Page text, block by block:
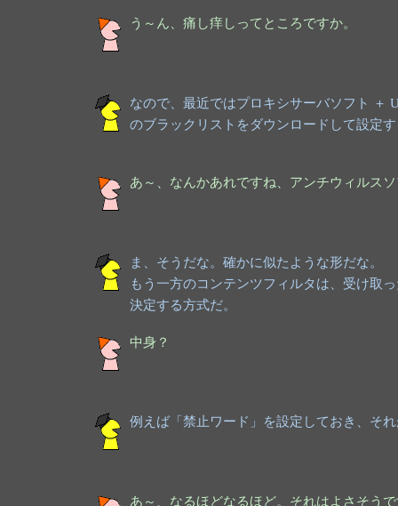
う～ん、痛し痒しってところですか。
なので、最近ではプロキシサーバソフト ＋
のブラックリストをダウンロードして設定
あ～、なんかあれですね、アンチウィルス
ま、そうだな。確かに似たような形だな。
もう一方のコンテンツフィルタは、受け取
決定する方式だ。
中身？
例えば「禁止ワード」を設定しておき、そ
あ～、なるほどなるほど。それはよさそう